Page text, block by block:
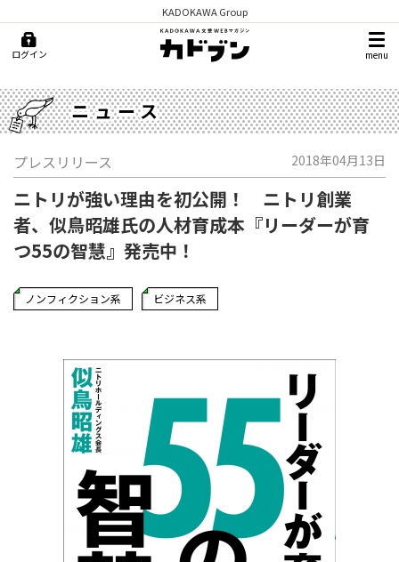
KADOKAWA Group
ログイン menu
ニュース
プレスリリース 2018年04月13日
ニトリが強い理由を初公開！ ニトリ創業
者、似鳥昭雄氏の人材育成本『リーダーが育
つ55の智慧』発売中！
ノンフィクション系 ビジネス系